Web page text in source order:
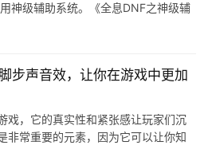
神级辅助系统。《全息DNF之神级辅
步声音效，让你在游戏中更加
戏，它的真实性和紧张感让玩家们沉
非常重要的元素，因为它可以让你知